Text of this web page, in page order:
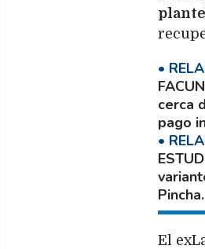
cerca
pago
Pincha.
El